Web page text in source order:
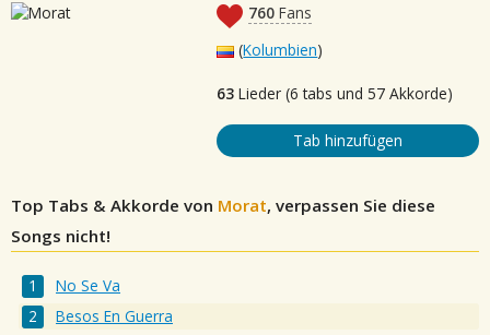
760 Fans
(Kolumbien)
63 Lieder (6 tabs und 57 Akkorde)
Tab hinzufügen
Top Tabs & Akkorde von Morat, verpassen Sie diese
Songs nicht!
No Se Va
Besos En Guerra